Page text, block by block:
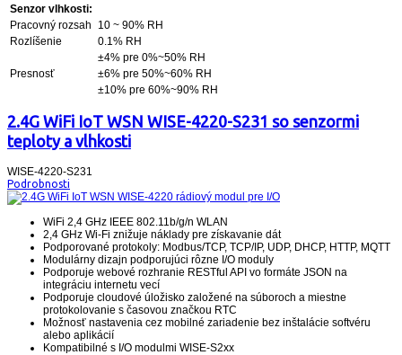
Senzor vlhkosti:
Pracovný rozsah
10 ~ 90% RH
Rozlíšenie
0.1% RH
Presnosť
±4% pre 0%~50% RH
±6% pre 50%~60% RH
±10% pre 60%~90% RH
2.4G WiFi IoT WSN WISE-4220-S231 so senzormi
teploty a vlhkosti
WISE-4220-S231
Podrobnosti
WiFi 2,4 GHz IEEE 802.11b/g/n WLAN
2,4 GHz Wi-Fi znižuje náklady pre získavanie dát
Podporované protokoly: Modbus/TCP, TCP/IP, UDP, DHCP, HTTP, MQTT
Modulárny dizajn podporujúci rôzne I/O moduly
Podporuje webové rozhranie RESTful API vo formáte JSON na
integráciu internetu vecí
Podporuje cloudové úložisko založené na súboroch a miestne
protokolovanie s časovou značkou RTC
Možnosť nastavenia cez mobilné zariadenie bez inštalácie softvéru
alebo aplikácií
Kompatibilné s I/O modulmi WISE-S2xx